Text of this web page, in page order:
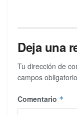
Deja una
Tu dirección de
campos
Comentario *